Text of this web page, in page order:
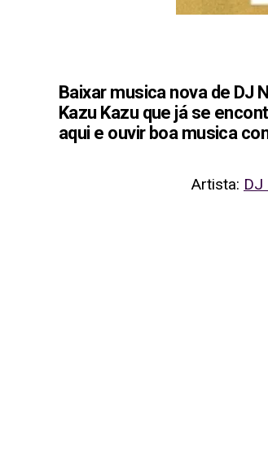
Baixar musica nova de DJ
Kazu Kazu que já se
aqui e ouvir boa musica
Artista: DJ